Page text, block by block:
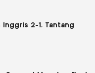
2-1, Tantang